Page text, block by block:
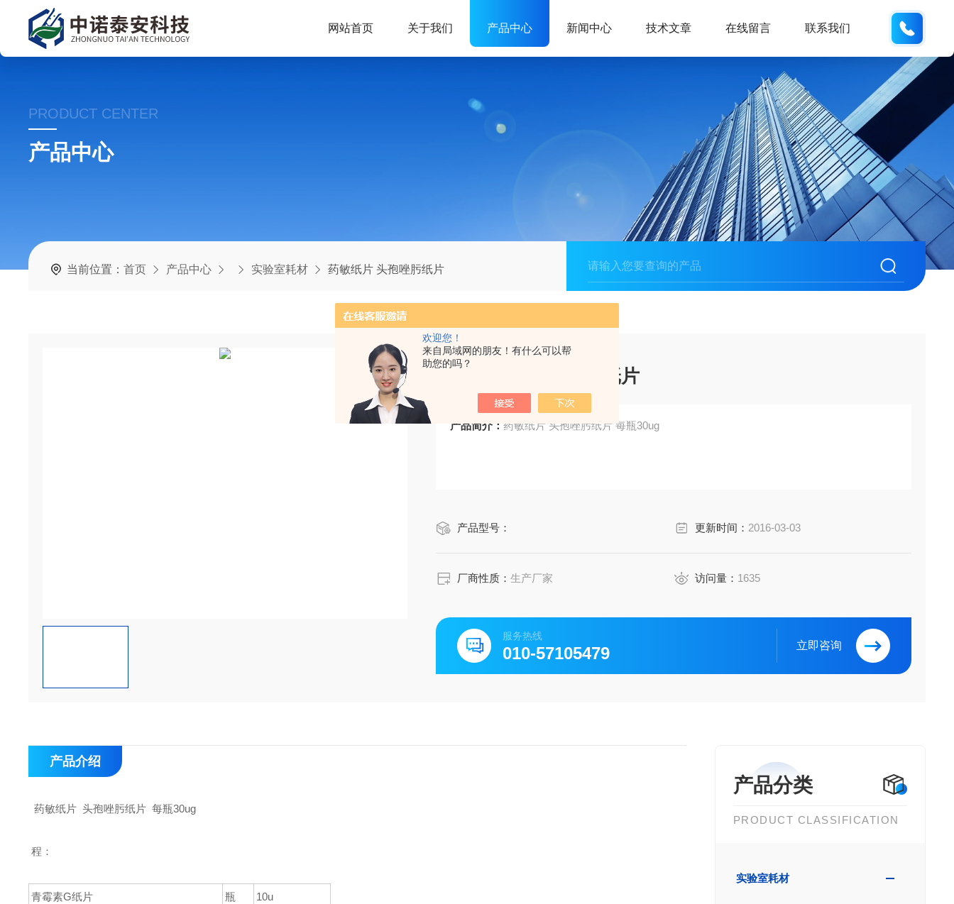
欢迎您！
来自局域网的朋友！有什么可以帮
助您的吗？
网站首页 关于我们 产品中心 新闻中心 技术文章 在线留言 联系我们
PRODUCT CENTER
产品中心
当前位置：首页 产品中心 实验室耗材 药敏纸片 头孢唑肟纸片
药敏纸片 头孢唑肟纸片
产品简介： 药敏纸片 头孢唑肟纸片 每瓶30ug
产品型号： 更新时间： 2016-03-03
厂商性质：生产厂家 访问量： 1635
服务热线
010-57105479 立即咨询
产品分类
PRODUCT CLASSIFICATION
实验室耗材
产品介绍
药敏纸片 头孢唑肟纸片 每瓶30ug
程：
青霉素G纸片 瓶 10u